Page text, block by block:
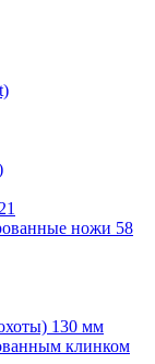
ножи 58
130 мм
клинком